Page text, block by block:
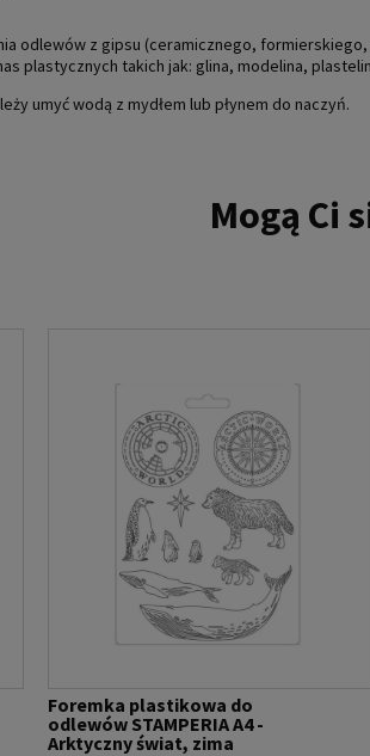
odlewów z gipsu (ceramicznego,
plastycznych takich jak: glina, modelina,
umyć wodą z mydłem lub płynem do naczyń.
Mogą Ci
Foremka plastikowa do
odlewów STAMPERIA A4 -
Arktyczny świat, zima